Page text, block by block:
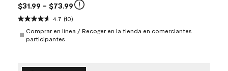
$31.99 - $73.99
4.7 (10)
Comprar en línea / Recoger en la tienda en comerciantes
participantes